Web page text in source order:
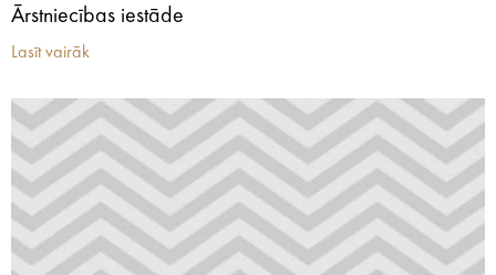
Ārstniecības iestāde
Lasīt vairāk